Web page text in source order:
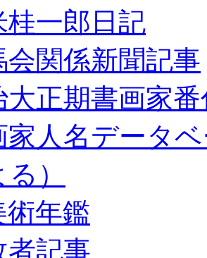
桂一郎日記
会関係新聞記事
大正期書画家
家人名データ
）
術年鑑
者記事